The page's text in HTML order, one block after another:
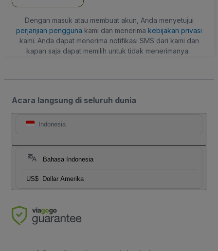
Dengan masuk atau membuat akun, Anda menyetujui
perjanjian pengguna kami dan menerima kebijakan privasi
kami. Anda dapat menerima notifikasi SMS dari kami dan
kapan saja dapat memilih untuk tidak menerimanya.
Acara langsung di seluruh dunia
Indonesia
Bahasa Indonesia
US$ Dollar Amerika